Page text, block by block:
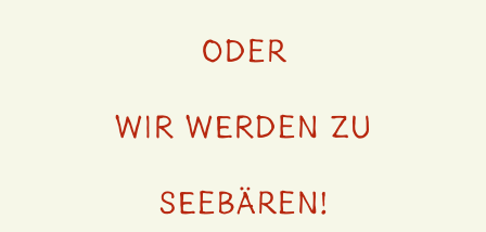
Oder
wir werden zu
Seebären!